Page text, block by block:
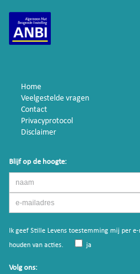
Home
Veelgestelde vragen
Contact
Privacyprotocol
Disclaimer
Blijf op de hoogte:
Ik geef Stille Levens toestemming mij per
houden van acties.
ja
Volg ons: